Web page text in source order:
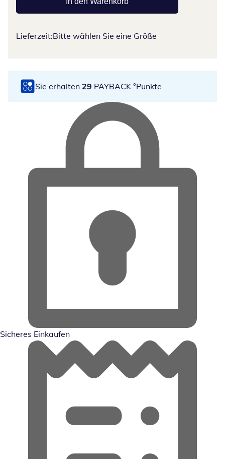
Lieferzeit:Bitte wählen Sie eine Größe
Sie erhalten 29 PAYBACK °Punkte
Sicheres Einkaufen